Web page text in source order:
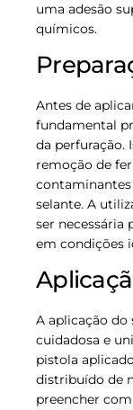
uma adesão
químicos.
Antes de
fundamental
da perfuração.
remoção de
selante. A
ser necessária
em condições
A aplicação do
cuidadosa e
pistola
distribuído de
preencher